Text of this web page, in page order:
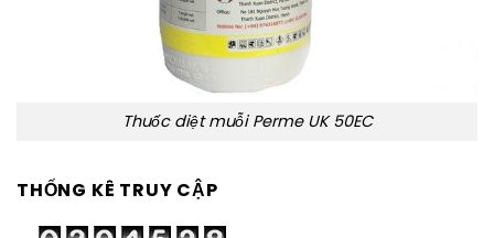
Thuốc diệt muỗi Perme UK 50EC
THỐNG KÊ TRUY CẬP